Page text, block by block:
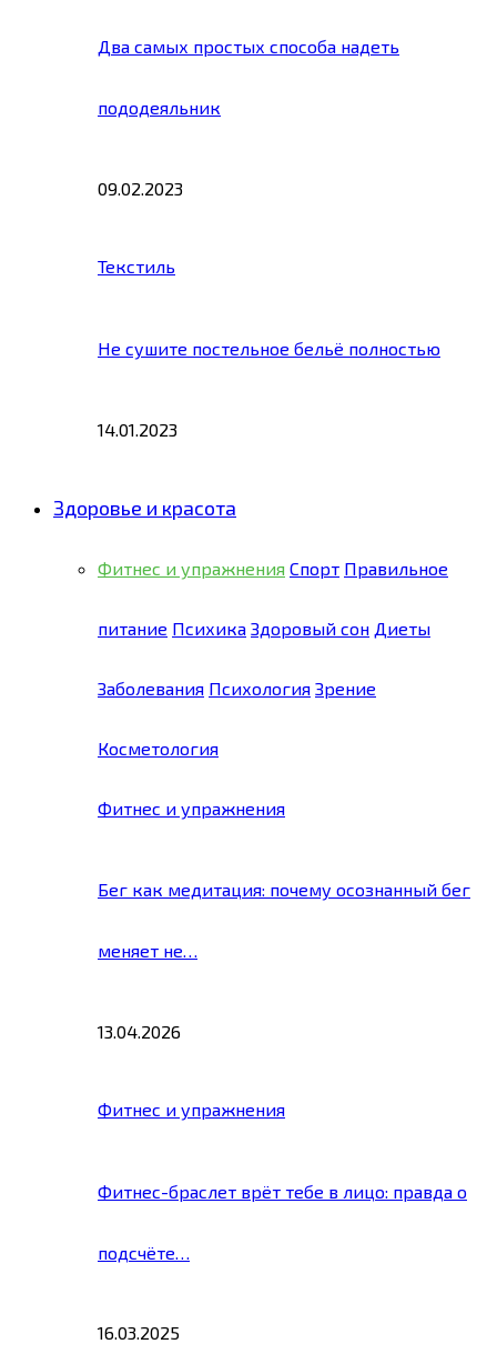
Два самых простых способа надеть
пододеяльник
09.02.2023
Текстиль
Не сушите постельное бельё полностью
14.01.2023
Здоровье и красота
Фитнес и упражнения Спорт Правильное
питание Психика Здоровый сон Диеты
Заболевания Психология Зрение
Косметология
Фитнес и упражнения
Бег как медитация: почему осознанный бег
меняет не…
13.04.2026
Фитнес и упражнения
Фитнес-браслет врёт тебе в лицо: правда о
подсчёте…
16.03.2025